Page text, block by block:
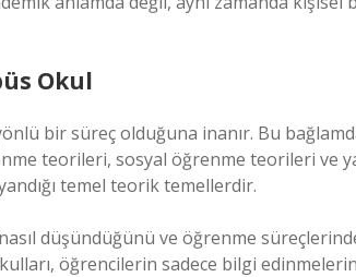
Okul
bir süreç olduğuna inanır. Bu
teorileri, sosyal öğrenme teorileri ve
temel teorik temellerdir.
düşündüğünü ve öğrenme
öğrencilerin sadece bilgi